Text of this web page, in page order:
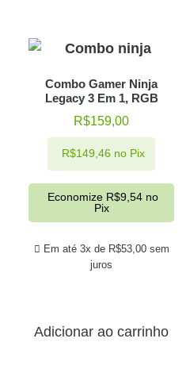
Combo Gamer Ninja
Legacy 3 Em 1, RGB
R$159,00
Em até 3x de R$53,00sem
juros
R$149,46 no Pix
Economize R$9,54 no
Pix
Adicionar ao carrinho